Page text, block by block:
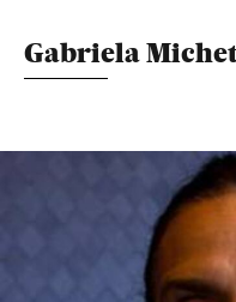
Gabriela